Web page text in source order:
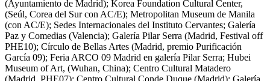
(Ayuntamiento de Madrid); Korea Foundation Cultural Center,
(Seúl, Corea del Sur con AC/E); Metropolitan Museum de Manila
(con AC/E); Sedes Internacionales del Instituto Cervantes; Galería
Paz y Comedias (Valencia); Galería Pilar Serra (Madrid, Festival off
PHE10); Círculo de Bellas Artes (Madrid, premio Purificación
García 09); Feria ARCO 09 Madrid en galería Pilar Serra; Hubei
Museum of Art, (Wuhan, China); Centro Cultural Matadero
(Madrid, PHE07); Centro Cultural Conde Duque (Madrid); Galería